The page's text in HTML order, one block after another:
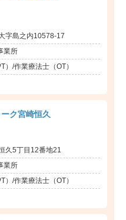
字島之内10578-17
業所
）/作業療法士（OT）
ク宮崎恒久
久5丁目12番地21
業所
）/作業療法士（OT）